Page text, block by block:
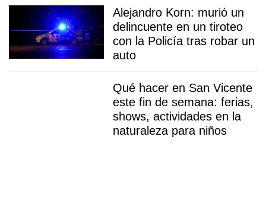
Alejandro Korn: murió un
delincuente en un tiroteo
con la Policía tras robar un
auto
Qué hacer en San Vicente
este fin de semana: ferias,
shows, actividades en la
naturaleza para niños